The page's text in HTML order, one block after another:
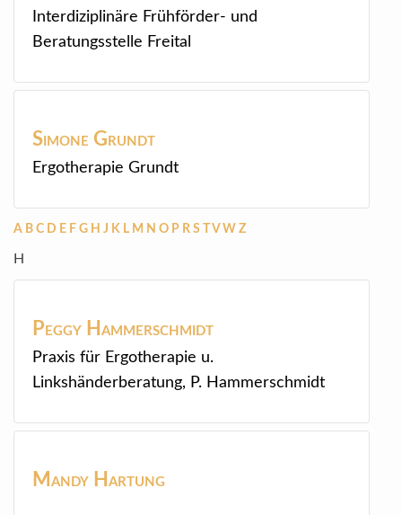
Interdiziplinäre Frühförder- und
Beratungsstelle Freital
Simone Grundt
Ergotherapie Grundt
A B C D E F G H J K L M N O P R S V W Z
H
Peggy Hammerschmidt
Praxis für Ergotherapie u.
Linkshänderberatung, P. Hammerschmidt
Mandy Hartung